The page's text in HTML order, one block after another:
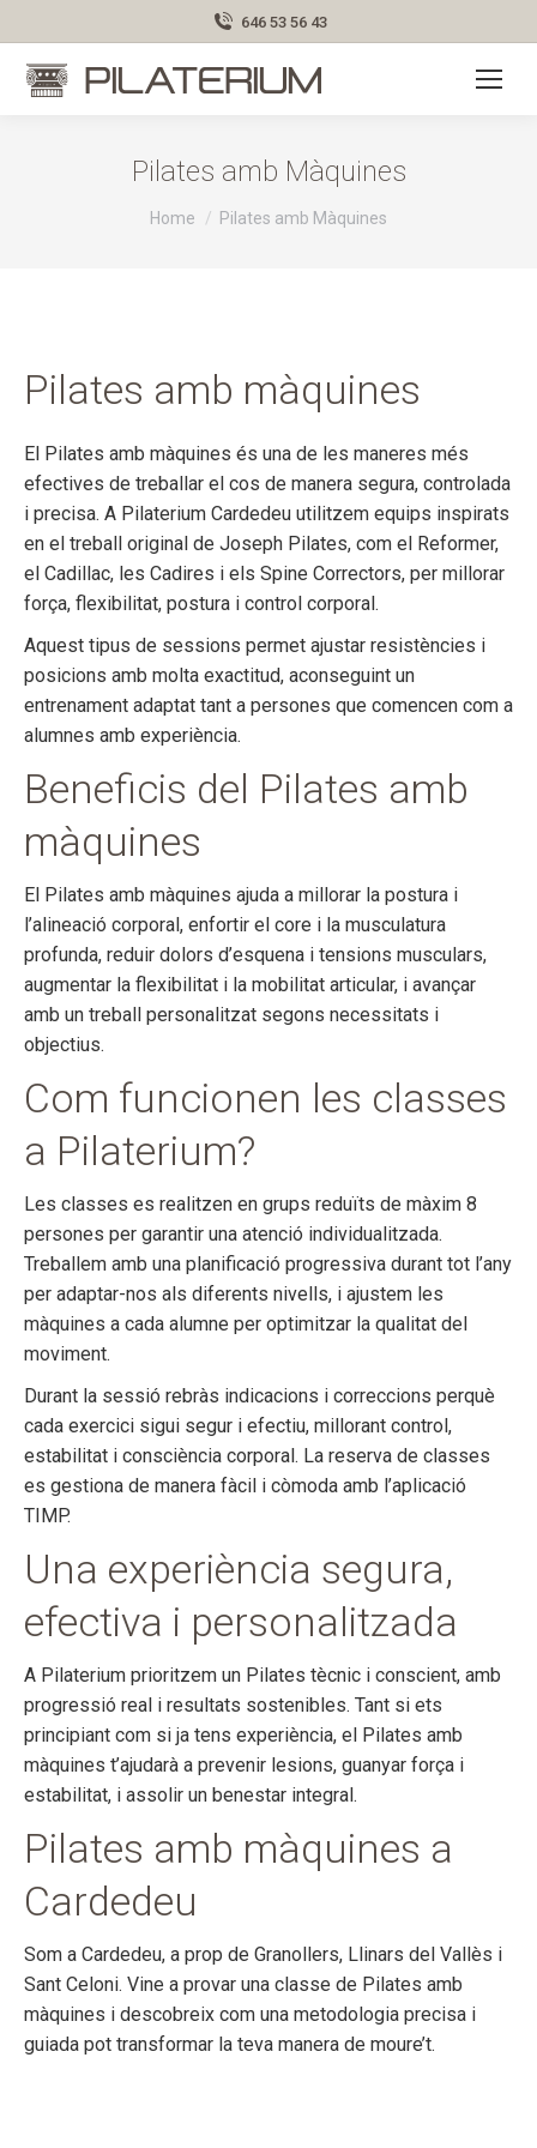
646 53 56 43
Pilates amb Màquines
You are here:
Home Pilates amb Màquines
Pilates amb màquines
El Pilates amb màquines és una de les maneres més
efectives de treballar el cos de manera segura, controlada
i precisa. A Pilaterium Cardedeu utilitzem equips inspirats
en el treball original de Joseph Pilates, com el Reformer,
el Cadillac, les Cadires i els Spine Correctors, per millorar
força, flexibilitat, postura i control corporal.
Aquest tipus de sessions permet ajustar resistències i
posicions amb molta exactitud, aconseguint un
entrenament adaptat tant a persones que comencen com a
alumnes amb experiència.
Beneficis del Pilates amb
màquines
El Pilates amb màquines ajuda a millorar la postura i
l’alineació corporal, enfortir el core i la musculatura
profunda, reduir dolors d’esquena i tensions musculars,
augmentar la flexibilitat i la mobilitat articular, i avançar
amb un treball personalitzat segons necessitats i
objectius.
Com funcionen les classes
a Pilaterium?
Les classes es realitzen en grups reduïts de màxim 8
persones per garantir una atenció individualitzada.
Treballem amb una planificació progressiva durant tot l’any
per adaptar-nos als diferents nivells, i ajustem les
màquines a cada alumne per optimitzar la qualitat del
moviment.
Durant la sessió rebràs indicacions i correccions perquè
cada exercici sigui segur i efectiu, millorant control,
estabilitat i consciència corporal. La reserva de classes
es gestiona de manera fàcil i còmoda amb l’aplicació
TIMP.
Una experiència segura,
efectiva i personalitzada
A Pilaterium prioritzem un Pilates tècnic i conscient, amb
progressió real i resultats sostenibles. Tant si ets
principiant com si ja tens experiència, el Pilates amb
màquines t’ajudarà a prevenir lesions, guanyar força i
estabilitat, i assolir un benestar integral.
Pilates amb màquines a
Cardedeu
Som a Cardedeu, a prop de Granollers, Llinars del Vallès i
Sant Celoni. Vine a provar una classe de Pilates amb
màquines i descobreix com una metodologia precisa i
guiada pot transformar la teva manera de moure’t.